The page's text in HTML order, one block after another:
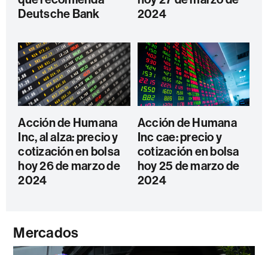
Deutsche Bank
2024
Acción de Humana
Inc, al alza: precio y
cotización en bolsa
hoy 26 de marzo de
2024
Acción de Humana
Inc cae: precio y
cotización en bolsa
hoy 25 de marzo de
2024
Mercados